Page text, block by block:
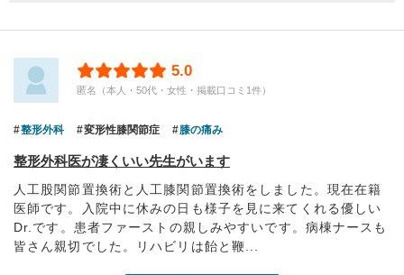
5.0
匿名（本人・50代・女性・掲載口コミ1件）
整形外科 変形性膝関節症 膝の痛み
整形外科医が凄くいい先生がいます
人工股関節置換術と人工膝関節置換術をしました。現在在籍
医師です。入院中に休みの日も様子を見に来てくれる優しい
Dr.です。患者ファーストの親しみやすいです。病棟ナースも
皆さん親切でした。リハビリは飴と鞭...